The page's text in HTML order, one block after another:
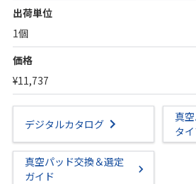
出荷単位
1個
価格
¥11,737
デジタルカタログ
真
タ
真空パッド交換＆選定
ガイド